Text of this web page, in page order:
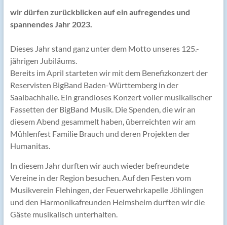
wir dürfen zurückblicken auf ein aufregendes und
spannendes Jahr 2023.
Dieses Jahr stand ganz unter dem Motto unseres 125.-
jährigen Jubiläums.
Bereits im April starteten wir mit dem Benefizkonzert der
Reservisten BigBand Baden-Württemberg in der
Saalbachhalle. Ein grandioses Konzert voller musikalischer
Fassetten der BigBand Musik. Die Spenden, die wir an
diesem Abend gesammelt haben, überreichten wir am
Mühlenfest Familie Brauch und deren Projekten der
Humanitas.
In diesem Jahr durften wir auch wieder befreundete
Vereine in der Region besuchen. Auf den Festen vom
Musikverein Flehingen, der Feuerwehrkapelle Jöhlingen
und den Harmonikafreunden Helmsheim durften wir die
Gäste musikalisch unterhalten.